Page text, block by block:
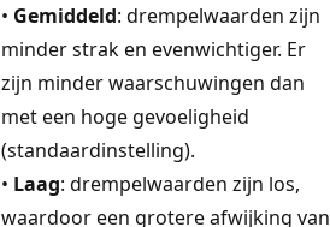
• Gemiddeld: drempelwaarden zijn
minder strak en evenwichtiger. Er
zijn minder waarschuwingen dan
met een hoge gevoeligheid
(standaardinstelling).
• Laag: drempelwaarden zijn los,
waardoor een grotere afwijking van